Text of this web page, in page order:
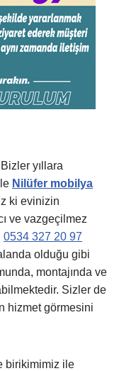
yıllara
Nilüfer mobilya
ki evinizin
ve vazgeçilmez
0534 327 20 97
olduğu gibi
montajında ve
Sizler de
hizmet görmesini
birikimimiz ile